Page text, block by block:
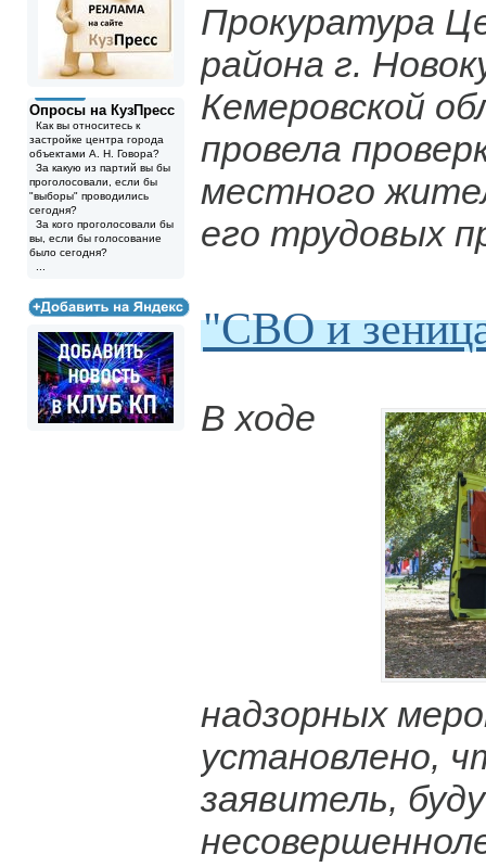
Опросы на КузПресс
Как вы относитесь к
застройке центра города
объектами А. Н. Говора?
За какую из партий вы бы
проголосовали, если бы
"выборы" проводились
сегодня?
За кого проголосовали бы
вы, если бы голосование
было сегодня?
Прокуратура
района г.
Кемеровской
провела
местного
его трудовых
"СВО и
В ходе
надзорных
установлено,
заявитель,